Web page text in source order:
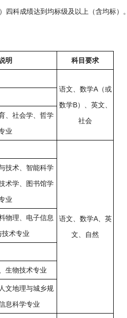
科成绩达到均标级及以上（含均标）。
明 科目要求
语文、数学A（或
数学B）、英文、
社会
、社会学、哲学
业
语文、数学A、英
文、自然
技术、智能科学
术学、图书馆学
业
物理、电子信息
技术专业
生物技术专业
文地理与城乡规
息科学专业